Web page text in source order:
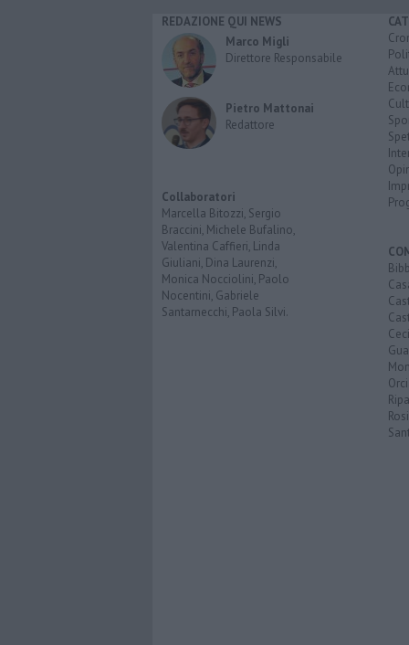
REDAZIONE QUI NEWS
Marco Migli
Direttore Responsabile
Pietro Mattonai
Redattore
Collaboratori
Marcella Bitozzi, Sergio
Braccini, Michele Bufalino,
Valentina Caffieri, Linda
Giuliani, Dina Laurenzi,
Monica Nocciolini, Paolo
Nocentini, Gabriele
Santarnecchi, Paola Silvi.